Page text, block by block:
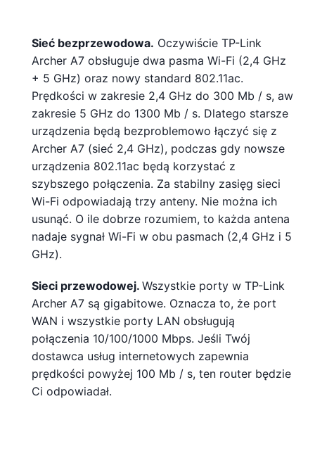
Sieć bezprzewodowa. Oczywiście TP-Link
Archer A7 obsługuje dwa pasma Wi-Fi (2,4 GHz
+ 5 GHz) oraz nowy standard 802.11ac.
Prędkości w zakresie 2,4 GHz do 300 Mb / s, aw
zakresie 5 GHz do 1300 Mb / s. Dlatego starsze
urządzenia będą bezproblemowo łączyć się z
Archer A7 (sieć 2,4 GHz), podczas gdy nowsze
urządzenia 802.11ac będą korzystać z
szybszego połączenia. Za stabilny zasięg sieci
Wi-Fi odpowiadają trzy anteny. Nie można ich
usunąć. O ile dobrze rozumiem, to każda antena
nadaje sygnał Wi-Fi w obu pasmach (2,4 GHz i 5
GHz).
Sieci przewodowej. Wszystkie porty w TP-Link
Archer A7 są gigabitowe. Oznacza to, że port
WAN i wszystkie porty LAN obsługują
połączenia 10/100/1000 Mbps. Jeśli Twój
dostawca usług internetowych zapewnia
prędkości powyżej 100 Mb / s, ten router będzie
Ci odpowiadał.